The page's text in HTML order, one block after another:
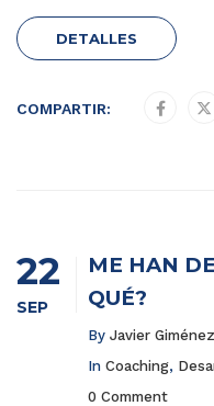
DETALLES
COMPARTIR:
22
SEP
ME HAN
QUÉ?
By Javier
In Coaching,
0 Comment